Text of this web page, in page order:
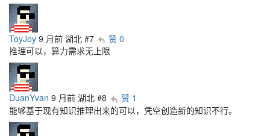
ToyJoy 9 月前 湖北 #7
赞 0
推理可以，算力需求无上限
DuanYvan 9 月前 湖北 #8
赞 1
能够基于现有知识推理出来的可以，凭空创造新的知识不行。